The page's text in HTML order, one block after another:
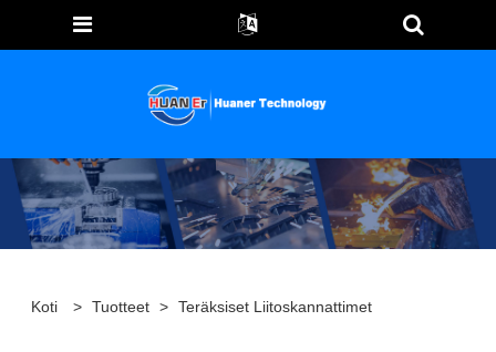
Koti > Tuotteet > Teräksiset Liitoskannattimet